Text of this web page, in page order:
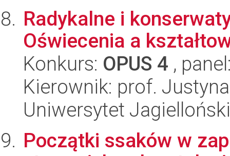
Radykalne i
Oświecenia a
Konkurs: OPUS 4 ,
Kierownik: prof.
Uniwersytet
Początki ssaków w